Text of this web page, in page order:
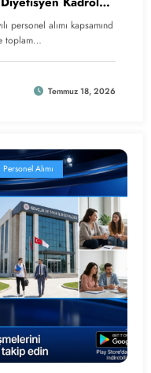
personel alımı kapsamınd
toplam…
Temmuz 18, 2026
Alımı